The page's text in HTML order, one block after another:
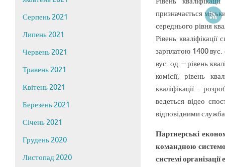
призначається
середнього рівня
Рівень
зарплатою 1400 вус.
вус. од. – рівень
комісії, рівень
кваліфікації –
ведеться відео
відповідними
Партнерські
командною
системі
Серпень 2021
Липень 2021
Червень 2021
Травень 2021
Квітень 2021
Березень 2021
Січень 2021
Грудень 2020
Листопад 2020